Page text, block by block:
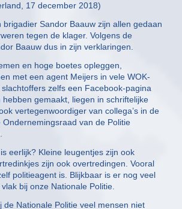
17 december 2018)
brigadier Sandor Baauw zijn allen gedaan
tegen de klager. Volgens de
Baauw dus in zijn verklaringen.
en hoge boetes opleggen,
met een agent Meijers in vele WOK-
zelfs een Facebook-pagina
hebben gemaakt, liegen in schriftelijke
vertegenwoordiger van collega’s in de
Ondernemingsraad van de Politie
eerlijk? Kleine leugentjes zijn ook
zijn ook overtredingen. Vooral
politieagent is. Blijkbaar is er nog veel
bij onze Nationale Politie.
de Nationale Politie veel mensen niet